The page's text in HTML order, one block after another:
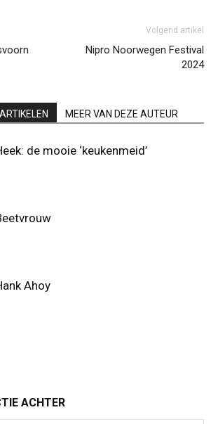
Volgend artikel
Nipro Noorwegen Festival
2024
MEER VAN DEZE AUTEUR
de mooie ‘keukenmeid’
Ahoy
ACHTER